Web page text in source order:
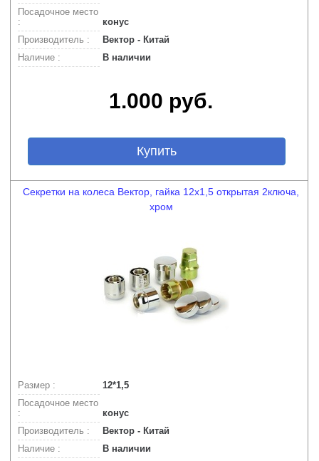
Посадочное место
:
конус
Производитель :
Вектор - Китай
Наличие :
В наличии
1.000 руб.
Купить
Секретки на колеса Вектор, гайка 12х1,5 открытая 2ключа,
хром
Размер :
12*1,5
Посадочное место
:
конус
Производитель :
Вектор - Китай
Наличие :
В наличии